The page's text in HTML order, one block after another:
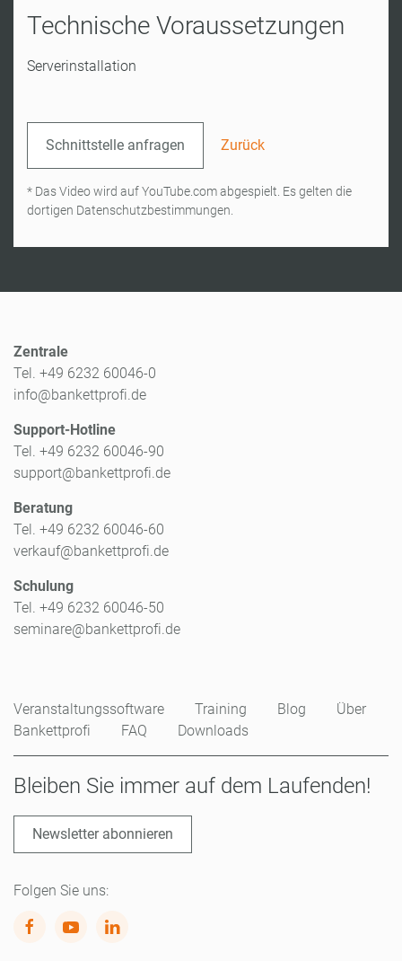
Technische Voraussetzungen
Serverinstallation
Schnittstelle anfragen Zurück
* Das Video wird auf YouTube.com abgespielt. Es gelten die
dortigen Datenschutzbestimmungen.
Zentrale
Tel. +49 6232 60046-0
info@bankettprofi.de
Support-Hotline
Tel. +49 6232 60046-90
support@bankettprofi.de
Beratung
Tel. +49 6232 60046-60
verkauf@bankettprofi.de
Schulung
Tel. +49 6232 60046-50
seminare@bankettprofi.de
Veranstaltungssoftware Training Blog
Über
Bankettprofi
FAQ Downloads
Bleiben Sie immer auf dem Laufenden!
Newsletter abonnieren
Folgen Sie uns: